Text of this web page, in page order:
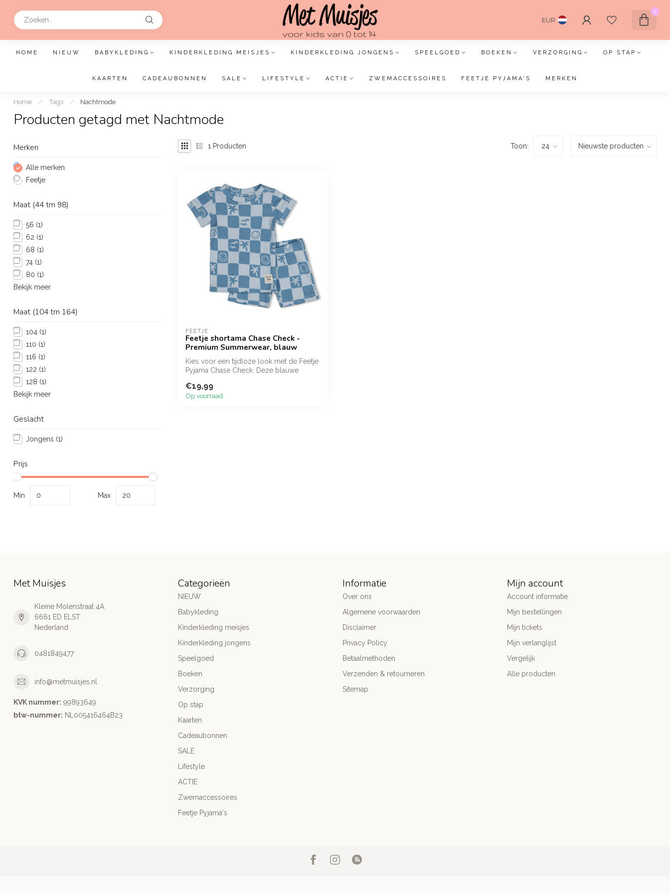
EUR
0
HOME NIEUW BABYKLEDING KINDERKLEDING MEISJES KINDERKLEDING JONGENS SPEELGOED BOEKEN VERZORGING OP STAP
KAARTEN CADEAUBONNEN SALE LIFESTYLE ACTIE ZWEMACCESSOIRES FEETJE PYJAMA'S MERKEN
Home / Tags / Nachtmode
Producten getagd met Nachtmode
Merken
Alle merken
Feetje
Maat (44 tm 98)
56 (1)
62 (1)
68 (1)
74 (1)
80 (1)
Bekijk meer
Maat (104 tm 164)
104 (1)
110 (1)
116 (1)
122 (1)
128 (1)
Bekijk meer
Geslacht
Jongens (1)
Prijs
Min Max
1 Producten Toon:
FEETJE
Feetje shortama Chase Check -
Premium Summerwear, blauw
Kies voor een tijdloze look met de Feetje
Pyjama Chase Check. Deze blauwe
€19,99
Op voorraad
Met Muisjes
Kleine Molenstraat 4A
6661 ED ELST
Nederland
0481849477
info@metmuisjes.nl
KVK nummer: 99893649
btw-nummer: NL005416464B23
Categorieën
NIEUW
Babykleding
Kinderkleding meisjes
Kinderkleding jongens
Speelgoed
Boeken
Verzorging
Op stap
Kaarten
Cadeaubonnen
SALE
Lifestyle
ACTIE
Zwemaccessoires
Feetje Pyjama's
Informatie
Over ons
Algemene voorwaarden
Disclaimer
Privacy Policy
Betaalmethoden
Verzenden & retourneren
Sitemap
Mijn account
Account informatie
Mijn bestellingen
Mijn tickets
Mijn verlanglijst
Vergelijk
Alle producten